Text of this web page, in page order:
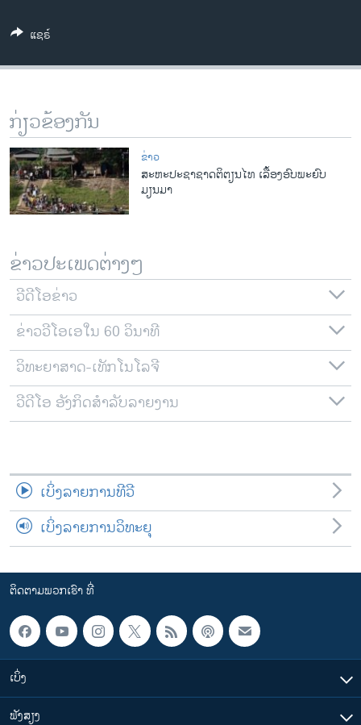
ທຸລະກິດ
ພາສາອັງກິດ
ສຽງ
ລາຍການກະຈາຍສຽງ
ລາຍງານ
ຕິດຕາມພວກເຮົາ ທີ່
ພາສາຕ່າງໆ
ແຊຣ໌
ກ່ຽວຂ້ອງກັນ
ຂ່າວ
ສະຫະປະຊາຊາດຕິຕຽນໄທ ເລື້ອງອົບພະຍົບ
ມຽນມາ
ຂ່າວປະເພດຕ່າງໆ
ວີດີໂອຂ່າວ
ຂ່າວວີໂອເອໃນ 60 ວິນາທີ
ວິທະຍາສາດ-ເທັກໂນໂລຈີ
ວີດີໂອ ອັງກິດສຳລັບລາຍງານ
ເບິ່ງລາຍການທີວີ
ເບິ່ງລາຍການວິທະຍຸ
ຕິດຕາມພວກເຮົາ ທີ່
ເບິ່ງ
ຟັງສຽງ